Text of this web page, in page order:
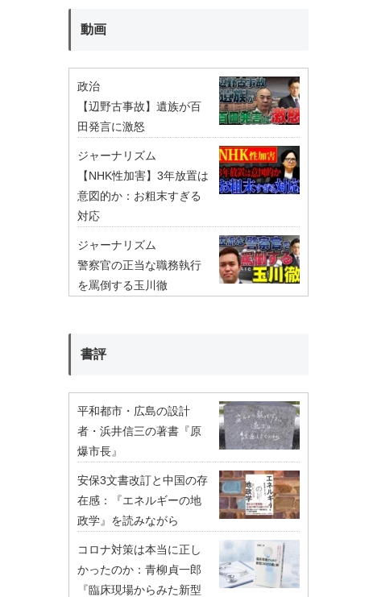
動画
政治
【辺野古事故】遺族が百
田発言に激怒
ジャーナリズム
【NHK性加害】3年放置は
意図的か：お粗末すぎる
対応
ジャーナリズム
警察官の正当な職務執行
を罵倒する玉川徹
書評
平和都市・広島の設計
者・浜井信三の著書『原
爆市長』
安保3文書改訂と中国の存
在感：『エネルギーの地
政学』を読みながら
コロナ対策は本当に正し
かったのか：青柳貞一郎
『臨床現場からみた新型